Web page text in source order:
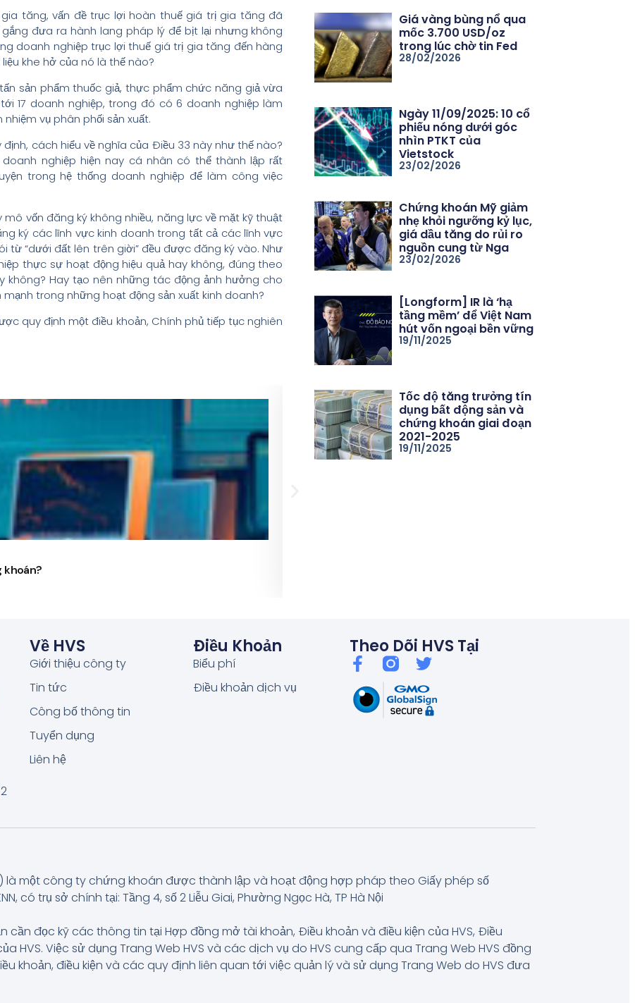
tăng, vấn đề trục lợi hoàn thuế giá trị gia tăng đã
đưa ra hành lang pháp lý để bịt lại nhưng không
doanh nghiệp trục lợi thuế giá trị gia tăng đến hàng
khe hở của nó là thế nào?
sản phẩm thuốc giả, thực phẩm chức năng giả vừa
17 doanh nghiệp, trong đó có 6 doanh nghiệp làm
nhiệm vụ phân phối sản xuất.
cách hiểu về nghĩa của Điều 33 này như thế nào?
nghiệp hiện nay cá nhân có thể thành lập rất
trong hệ thống doanh nghiệp để làm công việc
vốn đăng ký không nhiều, năng lực về mặt kỹ thuật
ký các lĩnh vực kinh doanh trong tất cả các lĩnh vực
từ “dưới đất lên trên giời” đều được đăng ký vào. Như
thực sự hoạt động hiệu quả hay không, đúng theo
Hay tạo nên những tác động ảnh hưởng cho
trong những hoạt động sản xuất kinh doanh?
quy định một điều khoản, Chính phủ tiếp tục nghiên
khoán?
Giá vàng bùng nổ qua
mốc 3.700 USD/oz
trong lúc chờ tin Fed
28/02/2026
Ngày 11/09/2025: 10 cổ
phiếu nóng dưới góc
nhìn PTKT của
Vietstock
23/02/2026
Chứng khoán Mỹ giảm
nhẹ khỏi ngưỡng kỷ lục,
giá dầu tăng do rủi ro
nguồn cung từ Nga
23/02/2026
[Longform] IR là ‘hạ
tầng mềm’ để Việt Nam
hút vốn ngoại bền vững
19/11/2025
Tốc độ tăng trưởng tín
dụng bất động sản và
chứng khoán giai đoạn
2021-2025
19/11/2025
Về HVS
Giới thiệu công ty
Tin tức
Công bố thông tin
Tuyển dụng
Liên hệ
Điều Khoản
Biểu phí
Điều khoản dịch vụ
Theo Dõi HVS Tại
là một công ty chứng khoán được thành lập và hoạt động hợp pháp theo Giấy phép số
có trụ sở chính tại: Tầng 4, số 2 Liễu Giai, Phường Ngọc Hà, TP Hà Nội
cần đọc kỹ các thông tin tại Hợp đồng mở tài khoản, Điều khoản và điều kiện của HVS, Điều
HVS. Việc sử dụng Trang Web HVS và các dịch vụ do HVS cung cấp qua Trang Web HVS đồng
khoản, điều kiện và các quy định liên quan tới việc quản lý và sử dụng Trang Web do HVS đưa